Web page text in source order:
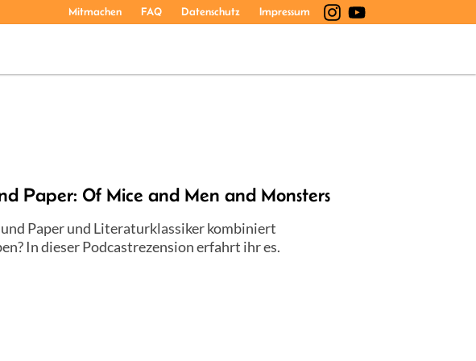
Mitmachen FAQ Datenschutz Impressum
Paper: Of Mice and Men and Monsters
Paper und Literaturklassiker kombiniert
In dieser Podcastrezension erfahrt ihr es.